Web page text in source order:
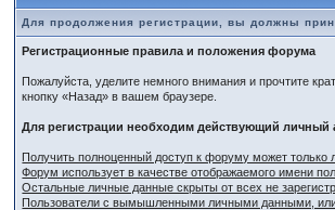
Для продолжения регистрации, вы должны
Регистрационные правила и положения форума
Пожалуйста, уделите немного внимания и прочтите
кнопку «Назад» в вашем браузере.
Для регистрации необходим действующий личный
Получить полноценный доступ к форуму может
Форум использует в качестве отображаемого имени
Остальные личные данные скрыты от всех не
Пользователи с вымышленными личными данными, или